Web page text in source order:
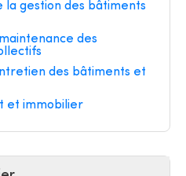
la gestion des bâtiments
des
des bâtiments et
et immobilier